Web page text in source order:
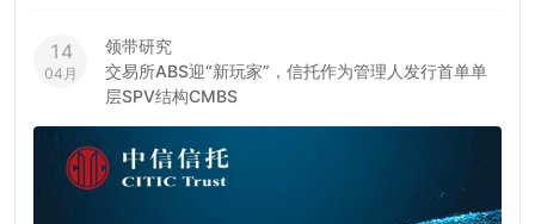
14
04月
领带研究
交易所ABS迎“新玩家”，信托作为管理人发行首单单
层SPV结构CMBS